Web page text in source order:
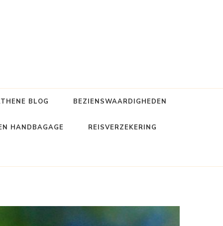
BLOG BEZIENSWAARDIGHEDEN
HANDBAGAGE REISVERZEKERING